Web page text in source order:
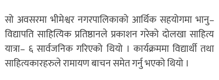
सो अवसरमा भीमेश्वर नगरपालिकाको आर्थिक सहयोगमा भानु–
विद्यापति साहित्यिक प्रतिष्ठानले प्रकाशन गरेको दोलखा साहित्य
यात्रा– ६ सार्वजनिक गरिएको थियो । कार्यक्रममा विद्यार्थी तथा
साहित्यकारहरुले रामायण बाचन समेत गर्नु भएको थियो ।